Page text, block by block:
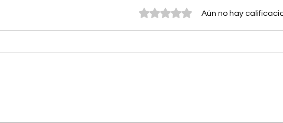
Obtuvo 0 de 5 estrellas.
Aún no hay